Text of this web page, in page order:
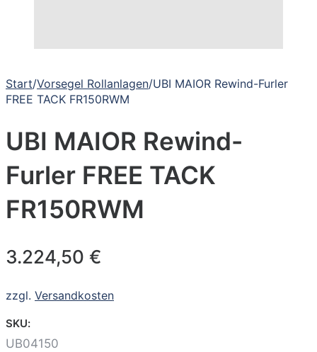
Start/Vorsegel Rollanlagen/UBI MAIOR Rewind-Furler
FREE TACK FR150RWM
UBI MAIOR Rewind-
Furler FREE TACK
FR150RWM
3.224,50 €
zzgl. Versandkosten
SKU:
UB04150